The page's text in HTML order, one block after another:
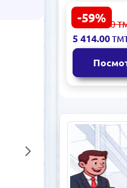
-59%
OLDEN
Изголовье
13 400.00
5 414.00